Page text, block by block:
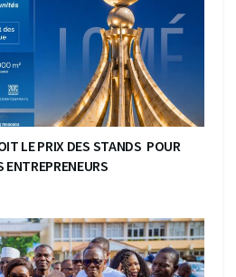
LE PRIX DES STANDS POUR
ENTREPRENEURS